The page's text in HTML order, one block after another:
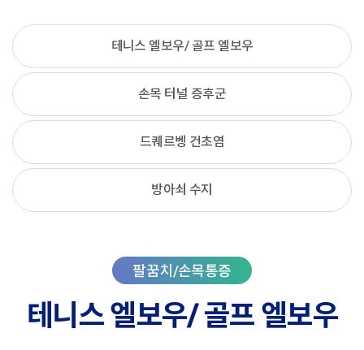
테니스 엘보우/ 골프 엘보우
손목 터널 증후군
드퀘르벵 건초염
방아쇠 수지
테니스 엘보우/ 골프 엘보우